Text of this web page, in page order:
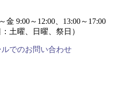
金 9:00～12:00、13:00～17:00
：土曜、日曜、祭日）
ルでのお問い合わせ